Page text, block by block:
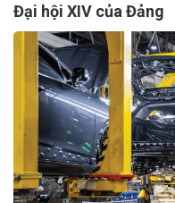
Đại hội XIV của Đảng